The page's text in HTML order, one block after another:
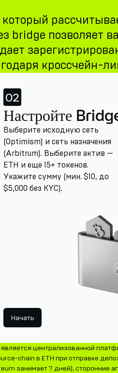
bridge позволяет
кроссчейн-
02
Настройте
Выберите исходную сеть
(Optimism) и сеть назначения
(Arbitrum). Выберите актив —
ETH и еще 15+ токенов.
Укажите сумму (мин. $10, до
$5,000 без KYC).
Начать
централизованной
chain в ETH при отправке
занимает 7 дней), сторонние